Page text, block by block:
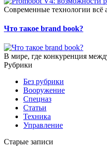
Современные технологии всё
Что такое brand book?
В мире, где конкуренция
Рубрики
Без рубрики
Вооружение
Спецназ
Статьи
Техника
Управление
Старые записи